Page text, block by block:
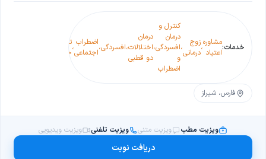
خدمات:مشاوره
اعتیاد ،زوج
درمانی،
کنترل و
درمان
افسردگی
و
اضطراب
،
درمان
اختلالات
دو قطبی
،افسردگی،اضطراب
اجتماعی،تمایلات
خودکشی
فارس، شیراز
ویزیت مطب ویزیت متنی ویزیت تلفنی ویزیت ویدیویی
دریافت نوبت